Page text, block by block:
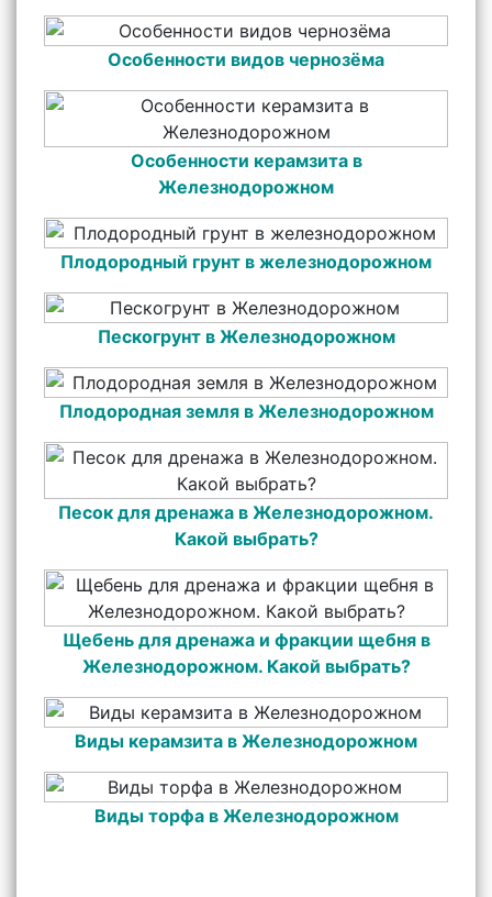
Особенности видов чернозёма
Особенности керамзита в
Железнодорожном
Плодородный грунт в железнодорожном
Пескогрунт в Железнодорожном
Плодородная земля в Железнодорожном
Песок для дренажа в Железнодорожном.
Какой выбрать?
Щебень для дренажа и фракции щебня в
Железнодорожном. Какой выбрать?
Виды керамзита в Железнодорожном
Виды торфа в Железнодорожном